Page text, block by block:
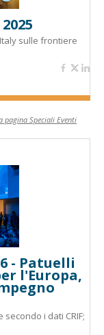
sulle frontiere
pagina Speciali Eventi
- Patuelli
l'Europa,
i dati CRIF;